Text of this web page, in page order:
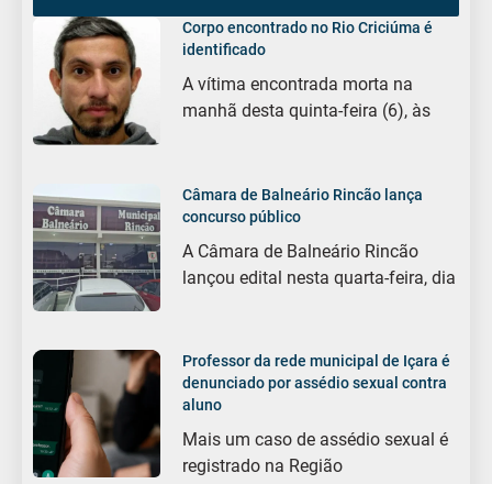
Corpo encontrado no Rio Criciúma é
identificado
A vítima encontrada morta na
manhã desta quinta-feira (6), às
Câmara de Balneário Rincão lança
concurso público
A Câmara de Balneário Rincão
lançou edital nesta quarta-feira, dia
Professor da rede municipal de Içara é
denunciado por assédio sexual contra
aluno
Mais um caso de assédio sexual é
registrado na Região